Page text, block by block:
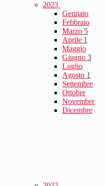
2023
Gennaio
Febbraio
Marzo 5
Aprile 1
Maggio
Giugno 3
Luglio
Agosto 1
Settembre
Ottobre
Novembre
Dicembre